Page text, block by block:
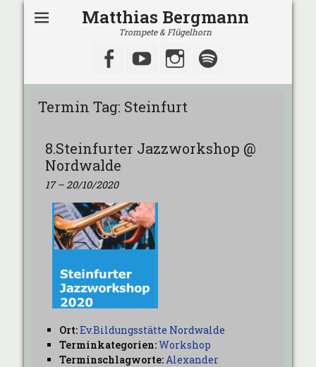
Matthias Bergmann
Trompete & Flügelhorn
Facebook
YouTubeInstagram
Termin Tag: Steinfurt
8.Steinfurter Jazzworkshop @
Nordwalde
17–20/10/2020
Ort:Ev.Bildungsstätte Nordwalde
Terminkategorien:Workshop
Terminschlagworte:Alexander